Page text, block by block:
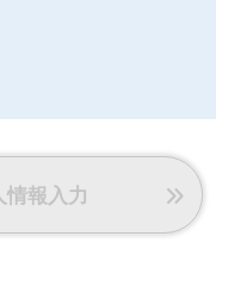
す。
報入力